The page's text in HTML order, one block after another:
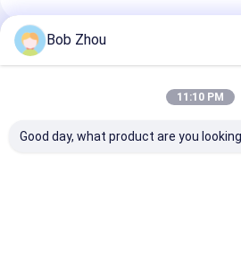
Geadviseerde Producten
Bob Zhou
11:10 PM
Good day, what product are you